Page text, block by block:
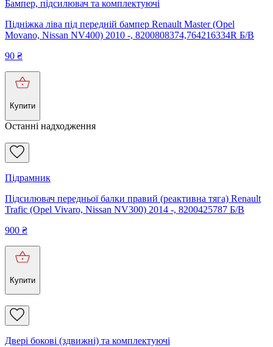
Бампер, підсилювач та комплектуючі
Підніжка ліва під передній бампер Renault Master (Opel
Movano, Nissan NV400) 2010 -, 8200808374,764216334R Б/В
90 ₴
Купити
Останні надходження
Підрамник
Підсилювач передньої балки правий (реактивна тяга) Renault
Trafic (Opel Vivaro, Nissan NV300) 2014 -, 8200425787 Б/В
900 ₴
Купити
Двері бокові (здвижні) та комплектуючі